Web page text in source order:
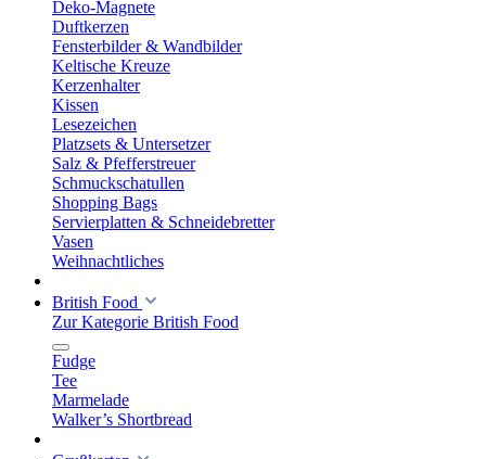
Deko-Magnete
Duftkerzen
Fensterbilder & Wandbilder
Keltische Kreuze
Kerzenhalter
Kissen
Lesezeichen
Platzsets & Untersetzer
Salz & Pfefferstreuer
Schmuckschatullen
Shopping Bags
Servierplatten & Schneidebretter
Vasen
Weihnachtliches
British Food
Zur Kategorie British Food
Fudge
Tee
Marmelade
Walker’s Shortbread